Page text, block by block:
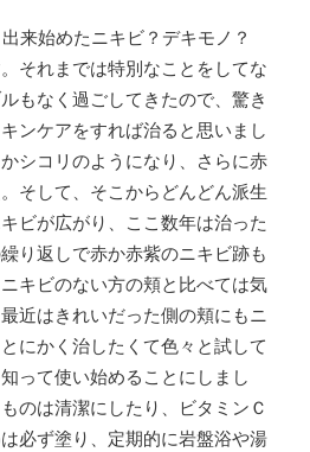
来始めたニキビ？デキモノ？
それまでは特別なことをしてな
もなく過ごしてきたので、驚き
ンケアをすれば治ると思いまし
シコリのようになり、さらに赤
そして、そこからどんどん派生
ビが広がり、ここ数年は治った
り返しで赤か赤紫のニキビ跡も
キビのない方の頬と比べては気
近はきれいだった側の頬にもニ
にかく治したくて色々と試して
って使い始めることにしまし
のは清潔にしたり、ビタミンＣ
必ず塗り、定期的に岩盤浴や湯